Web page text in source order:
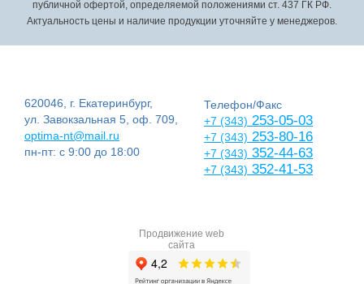
публичной офертой, определяемой положениями ст. 437 ГК РФ.
Актуальность цены и наличие продукции уточняйте у менеджеров.
620046, г. Екатеринбург,
ул. Завокзальная 5, оф. 709,
optima-nt@mail.ru
пн-пт: с 9:00 до 18:00
Телефон/Факс
+7 (343) 253-05-03
+7 (343) 253-80-16
+7 (343) 352-44-63
+7 (343) 352-41-53
Продвижение web
сайта